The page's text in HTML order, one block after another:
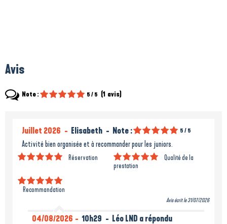
Avis
Note : 5 / 5 (1 avis)
Juillet 2026 Elisabeth Note : 5 / 5
Activité bien organisée et à recommander pour les juniors.
Réservation
Qualité de la
prestation
Recommandation
Avis écrit le 31/07/2026
04/08/2026 10h29
Léo LND a répondu